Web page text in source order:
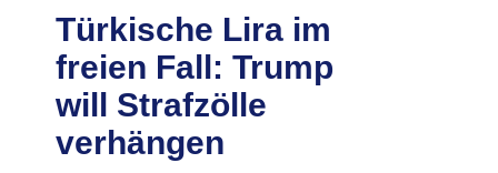
Türkische Lira im
freien Fall: Trump
will Strafzölle
verhängen